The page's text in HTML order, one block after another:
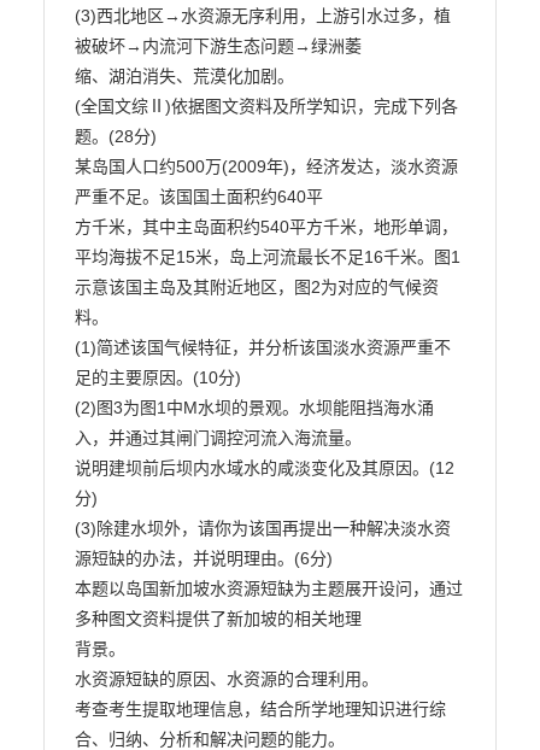
(3)西北地区→水资源无序利用，上游引水过多，植
被破坏→内流河下游生态问题→绿洲萎
缩、湖泊消失、荒漠化加剧。
(全国文综Ⅱ)依据图文资料及所学知识，完成下列各
题。(28分)
某岛国人口约500万(2009年)，经济发达，淡水资源
严重不足。该国国土面积约640平
方千米，其中主岛面积约540平方千米，地形单调，
平均海拔不足15米，岛上河流最长不足16千米。图1
示意该国主岛及其附近地区，图2为对应的气候资
料。
(1)简述该国气候特征，并分析该国淡水资源严重不
足的主要原因。(10分)
(2)图3为图1中M水坝的景观。水坝能阻挡海水涌
入，并通过其闸门调控河流入海流量。
说明建坝前后坝内水域水的咸淡变化及其原因。(12
分)
(3)除建水坝外，请你为该国再提出一种解决淡水资
源短缺的办法，并说明理由。(6分)
本题以岛国新加坡水资源短缺为主题展开设问，通过
多种图文资料提供了新加坡的相关地理
背景。
水资源短缺的原因、水资源的合理利用。
考查考生提取地理信息，结合所学地理知识进行综
合、归纳、分析和解决问题的能力。